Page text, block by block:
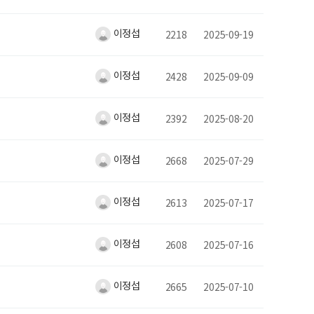
이정섭 2218 2025-09-19
이정섭 2428 2025-09-09
이정섭 2392 2025-08-20
이정섭 2668 2025-07-29
이정섭 2613 2025-07-17
이정섭 2608 2025-07-16
이정섭 2665 2025-07-10